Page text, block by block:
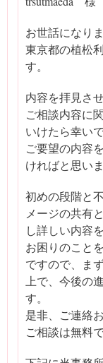
お世話になりま
東京都の植松
す。
内容を拝見さ
ご相談内容に
いけたら幸いで
ご要望の内容
ければと思いま
初めの段階と
メージの共有
し詳しい内容
お困りのこと
ですので、ま
上で、今後の
す。
是非、ご連絡
ご相談は無料